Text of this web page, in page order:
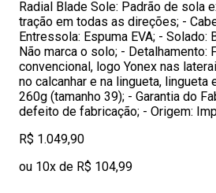
Radial Blade Sole: Padrão de sola
tração em todas as direções; -
Entressola: Espuma EVA; - Solado:
Não marca o solo; - Detalhamento:
convencional, logo Yonex nas
no calcanhar e na lingueta, lingueta
260g (tamanho 39); - Garantia do
defeito de fabricação; - Origem:
R$ 1.049,90
ou 10x de R$ 104,99